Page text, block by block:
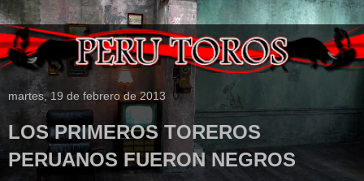
martes, 19 de febrero de 2013
LOS PRIMEROS TOREROS
PERUANOS FUERON NEGROS